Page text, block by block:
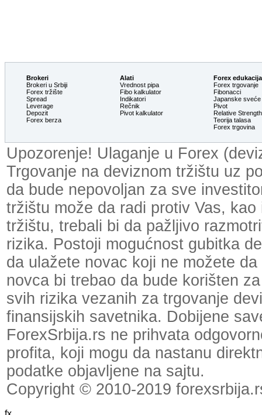
Brokeri
Brokeri u Srbiji
Forex tržište
Spread
Leverage
Depozit
Forex berza
Alati
Vrednost pipa
Fibo kalkulator
Indikatori
Rečnik
Pivot kalkulator
Forex edukacija
Forex trgovanje
Fibonacci
Japanske sveće
Pivot
Relative
Teorija talasa
Forex trgovina
Upozorenje! Ulaganje u Forex
Trgovanje na deviznom tržištu uz
da bude nepovoljan za sve
tržištu može da radi protiv Vas,
tržištu, trebali bi da pažljivo
rizika. Postoji mogućnost gubitka
da ulažete novac koji ne možete
novca bi trebao da bude korišten
svih rizika vezanih za trgovanje
finansijskih savetnika. Dobijene
ForexSrbija.rs ne prihvata
profita, koji mogu da nastanu
podatke objavljene na sajtu.
Copyright © 2010-2019